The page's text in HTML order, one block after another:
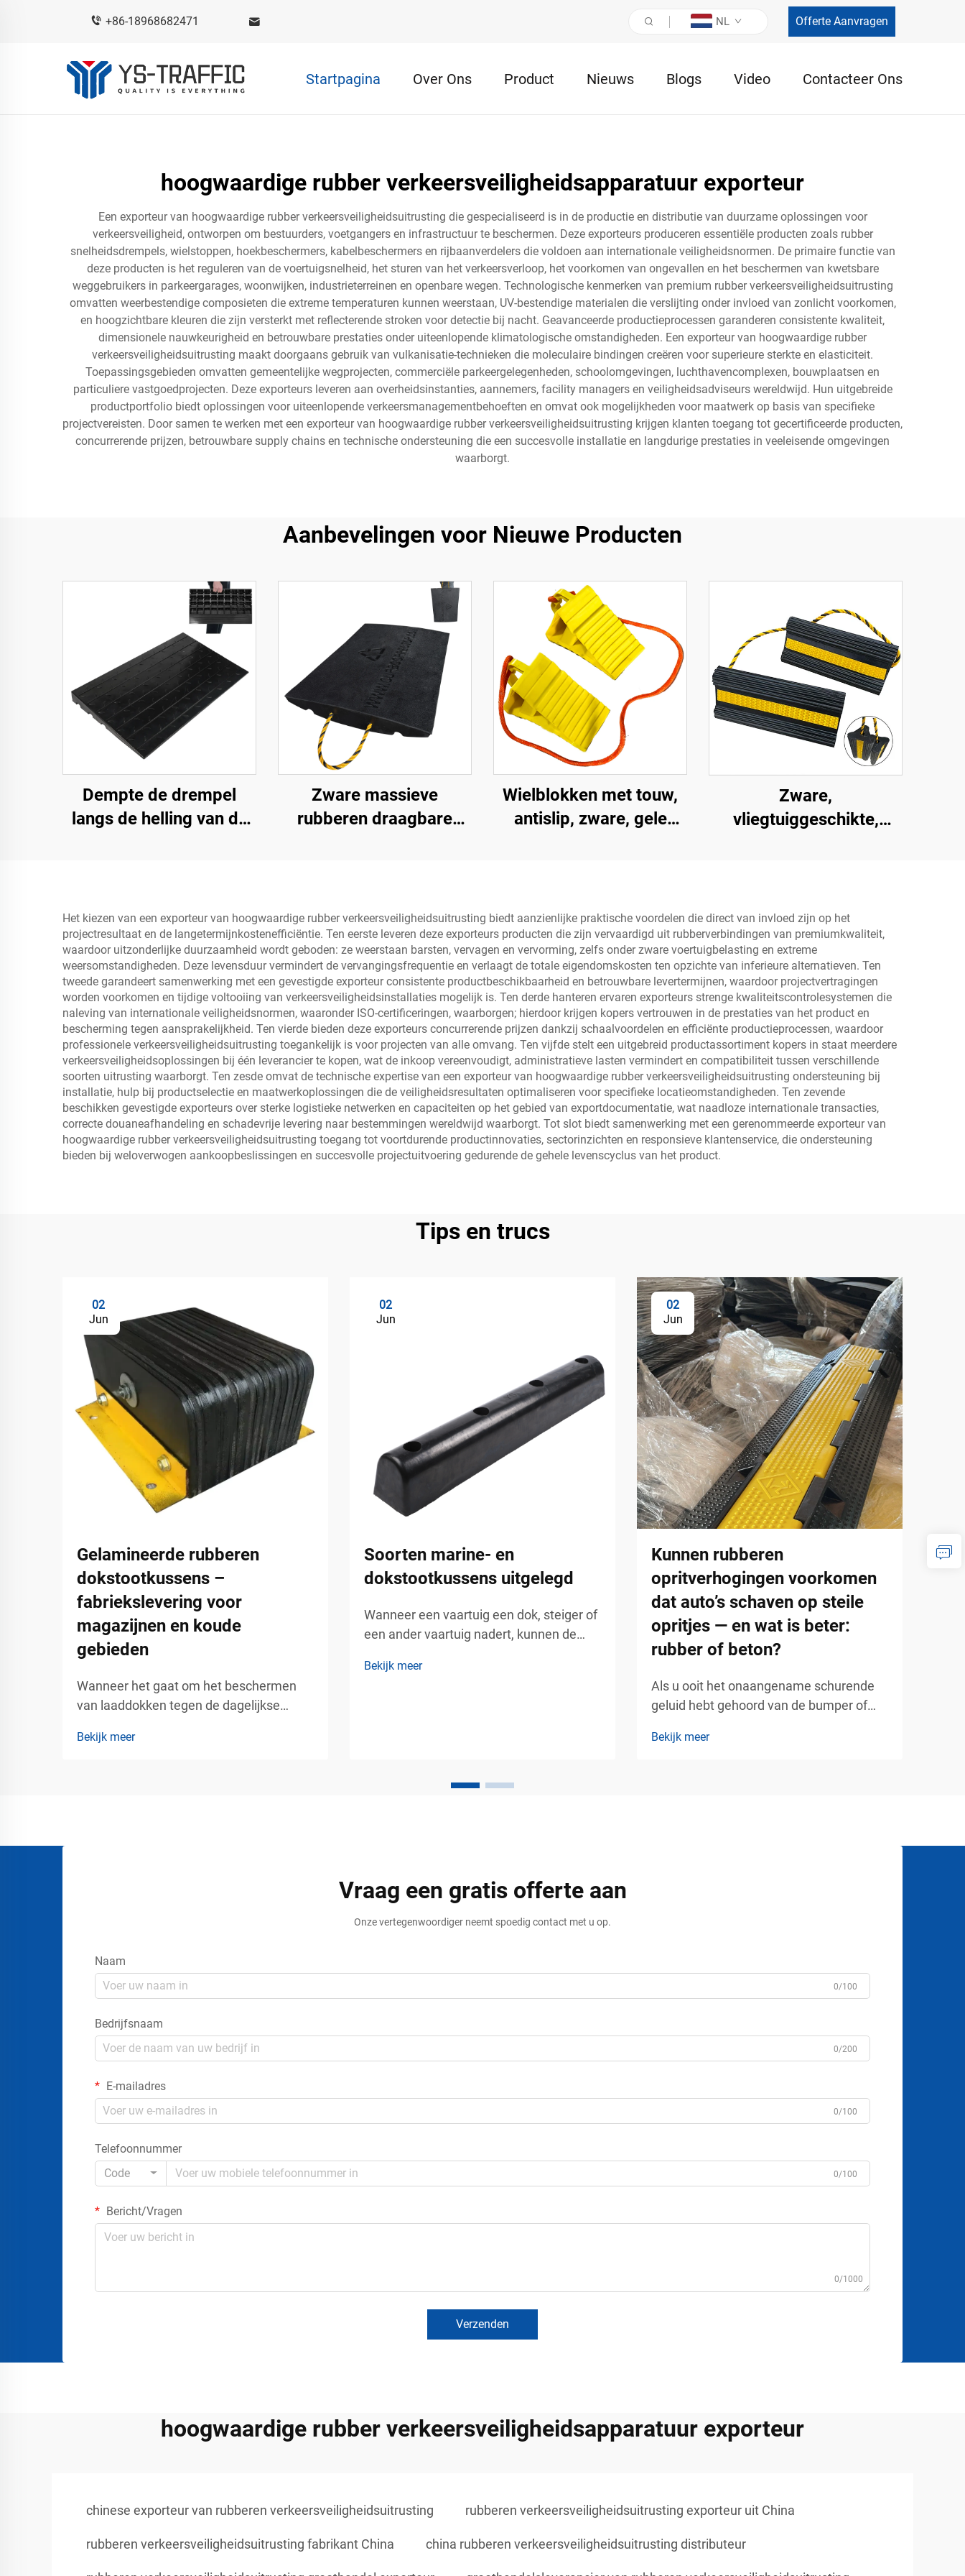
+86-18968682471 NL Offerte Aanvragen
Startpagina Over Ons Product Nieuws Blogs Video Contacteer Ons
hoogwaardige rubber verkeersveiligheidsapparatuur exporteur
Een exporteur van hoogwaardige rubber verkeersveiligheidsuitrusting die gespecialiseerd is in de productie en distributie van duurzame oplossingen voor
verkeersveiligheid, ontworpen om bestuurders, voetgangers en infrastructuur te beschermen. Deze exporteurs produceren essentiële producten zoals rubber
snelheidsdrempels, wielstoppen, hoekbeschermers, kabelbeschermers en rijbaanverdelers die voldoen aan internationale veiligheidsnormen. De primaire functie van
deze producten is het reguleren van de voertuigsnelheid, het sturen van het verkeersverloop, het voorkomen van ongevallen en het beschermen van kwetsbare
weggebruikers in parkeergarages, woonwijken, industrieterreinen en openbare wegen. Technologische kenmerken van premium rubber verkeersveiligheidsuitrusting
omvatten weerbestendige composieten die extreme temperaturen kunnen weerstaan, UV-bestendige materialen die verslijting onder invloed van zonlicht voorkomen,
en hoogzichtbare kleuren die zijn versterkt met reflecterende stroken voor detectie bij nacht. Geavanceerde productieprocessen garanderen consistente kwaliteit,
dimensionele nauwkeurigheid en betrouwbare prestaties onder uiteenlopende klimatologische omstandigheden. Een exporteur van hoogwaardige rubber
verkeersveiligheidsuitrusting maakt doorgaans gebruik van vulkanisatie-technieken die moleculaire bindingen creëren voor superieure sterkte en elasticiteit.
Toepassingsgebieden omvatten gemeentelijke wegprojecten, commerciële parkeergelegenheden, schoolomgevingen, luchthavencomplexen, bouwplaatsen en
particuliere vastgoedprojecten. Deze exporteurs leveren aan overheidsinstanties, aannemers, facility managers en veiligheidsadviseurs wereldwijd. Hun uitgebreide
productportfolio biedt oplossingen voor uiteenlopende verkeersmanagementbehoeften en omvat ook mogelijkheden voor maatwerk op basis van specifieke
projectvereisten. Door samen te werken met een exporteur van hoogwaardige rubber verkeersveiligheidsuitrusting krijgen klanten toegang tot gecertificeerde producten,
concurrerende prijzen, betrouwbare supply chains en technische ondersteuning die een succesvolle installatie en langdurige prestaties in veeleisende omgevingen
waarborgt.
Aanbevelingen voor Nieuwe Producten
Dempte de drempel
langs de helling van de
trapmatten
Zware massieve
rubberen draagbare
wegen
Wielblokken met touw,
antislip, zware, gele
vrachtwagens en
camperwagens
Zware,
vliegtuiggeschikte,
wielblokken voor auto's,
vliegtuigen,
vrachtwagens,
camperwagens AWC01
Het kiezen van een exporteur van hoogwaardige rubber verkeersveiligheidsuitrusting biedt aanzienlijke praktische voordelen die direct van invloed zijn op het
projectresultaat en de langetermijnkostenefficiëntie. Ten eerste leveren deze exporteurs producten die zijn vervaardigd uit rubberverbindingen van premiumkwaliteit,
waardoor uitzonderlijke duurzaamheid wordt geboden: ze weerstaan barsten, vervagen en vervorming, zelfs onder zware voertuigbelasting en extreme
weersomstandigheden. Deze levensduur vermindert de vervangingsfrequentie en verlaagt de totale eigendomskosten ten opzichte van inferieure alternatieven. Ten
tweede garandeert samenwerking met een gevestigde exporteur consistente productbeschikbaarheid en betrouwbare levertermijnen, waardoor projectvertragingen
worden voorkomen en tijdige voltooiing van verkeersveiligheidsinstallaties mogelijk is. Ten derde hanteren ervaren exporteurs strenge kwaliteitscontrolesystemen die
naleving van internationale veiligheidsnormen, waaronder ISO-certificeringen, waarborgen; hierdoor krijgen kopers vertrouwen in de prestaties van het product en
bescherming tegen aansprakelijkheid. Ten vierde bieden deze exporteurs concurrerende prijzen dankzij schaalvoordelen en efficiënte productieprocessen, waardoor
professionele verkeersveiligheidsuitrusting toegankelijk is voor projecten van alle omvang. Ten vijfde stelt een uitgebreid productassortiment kopers in staat meerdere
verkeersveiligheidsoplossingen bij één leverancier te kopen, wat de inkoop vereenvoudigt, administratieve lasten vermindert en compatibiliteit tussen verschillende
soorten uitrusting waarborgt. Ten zesde omvat de technische expertise van een exporteur van hoogwaardige rubber verkeersveiligheidsuitrusting ondersteuning bij
installatie, hulp bij productselectie en maatwerkoplossingen die de veiligheidsresultaten optimaliseren voor specifieke locatieomstandigheden. Ten zevende
beschikken gevestigde exporteurs over sterke logistieke netwerken en capaciteiten op het gebied van exportdocumentatie, wat naadloze internationale transacties,
correcte douaneafhandeling en schadevrije levering naar bestemmingen wereldwijd waarborgt. Tot slot biedt samenwerking met een gerenommeerde exporteur van
hoogwaardige rubber verkeersveiligheidsuitrusting toegang tot voortdurende productinnovaties, sectorinzichten en responsieve klantenservice, die ondersteuning
bieden bij weloverwogen aankoopbeslissingen en succesvolle projectuitvoering gedurende de gehele levenscyclus van het product.
Tips en trucs
02
Jun
Gelamineerde rubberen
dokstootkussens –
fabriekslevering voor
magazijnen en koude
gebieden
Wanneer het gaat om het beschermen
van laaddokken tegen de dagelijkse
gelamineerde rubber dokdemper's
Bekijk meer
02
Jun
Soorten marine- en
dokstootkussens uitgelegd
Wanneer een vaartuig een dok, steiger of
een ander vaartuig nadert, kunnen de
groot zijn. Zelfs bij lage snelheden
Bekijk meer
02
Jun
Kunnen rubberen
opritverhogingen voorkomen
dat auto’s schaven op steile
opritjes — en wat is beter:
rubber of beton?
Als u ooit het onaangename schurende
geluid hebt gehoord van de bumper of
van uw oprit schuift, kent u de frustratie
Bekijk meer
Vraag een gratis offerte aan
Onze vertegenwoordiger neemt spoedig contact met u op.
Naam
0/100
Bedrijfsnaam
0/200
E-mailadres
0/100
Telefoonnummer
Code
0/100
Bericht/Vragen
0/1000
Verzenden
hoogwaardige rubber verkeersveiligheidsapparatuur exporteur
chinese exporteur van rubberen verkeersveiligheidsuitrusting rubberen verkeersveiligheidsuitrusting exporteur uit China
rubberen verkeersveiligheidsuitrusting fabrikant China china rubberen verkeersveiligheidsuitrusting distributeur